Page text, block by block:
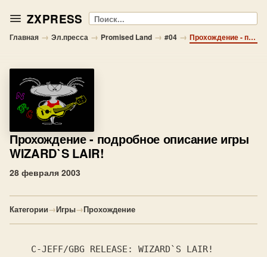
ZXPRESS Поиск
Главная → Эл.пресса → Promised Land → #04 → Прохождение - подробное описание игры WIZARD`S LAIR!
Прохождение- подробное описание игры
WIZARD`S LAIR!
28 февраля 2003
Категории→Игры→Прохождение